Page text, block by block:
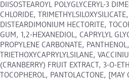
DIISOSTEAROYL POLYGLYCERYL-3
CHLORIDE,
DISTEARDIMONIUM HECTORITE,
GUM, 1,2-HEXANEDIOL, CAPRYLYL
PROPYLENE CARBONATE,
TRIETHOXYCAPRYLYLSILANE,
(CRANBERRY) FRUIT EXTRACT, 3-O-
TOCOPHEROL, PANTOLACTONE, [MAY